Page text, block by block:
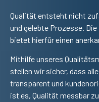
Qualität entsteht nicht
und gelebte Prozesse.
bietet hierfür einen
Mithilfe unseres
stellen wir sicher, dass
transparent und
ist es, Qualität messbar